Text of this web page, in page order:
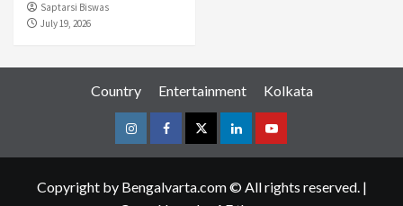
Saptarsi Biswas
July 19, 2026
Country Entertainment Kolkata
InstagramFacebookTwitterLinkedinYoutube
Copyright by Bengalvarta.com © All rights reserved. |